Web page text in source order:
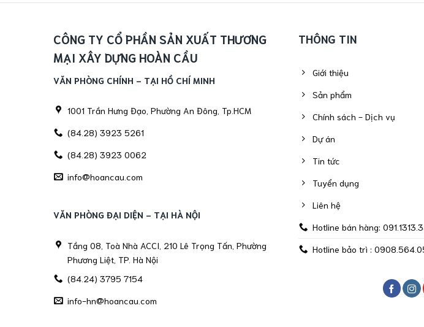
CÔNG TY CỔ PHẦN SẢN XUẤT THƯƠNG
MẠI XÂY DỰNG HOÀN CẦU
VĂN PHÒNG CHÍNH - TẠI HỒ CHÍ MINH
1001 Trần Hưng Đạo, Phường An Đông, Tp.HCM
(84.28) 3923 5261
(84.28) 3923 0062
info@hoancau.com
VĂN PHÒNG ĐẠI DIỆN - TẠI HÀ NỘI
Tầng 08, Toà Nhà ACCI, 210 Lê Trọng Tấn, Phường
Phương Liệt, TP. Hà Nội
(84.24) 3795 7154
info-hn@hoancau.com
THÔNG TIN
Giới thiệu
Sản phẩm
Chính sách - Dịch vụ
Dự án
Tin tức
Tuyển dụng
Liên hệ
Hotline bán hàng:
Hotline bảo trì :